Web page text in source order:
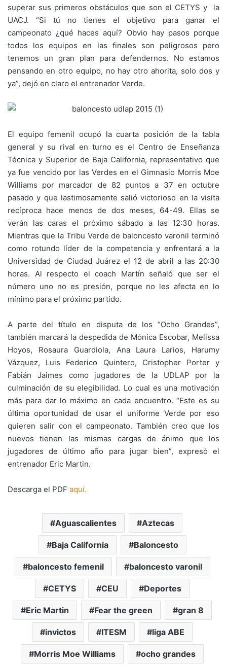
superar sus primeros obstáculos que son el CETYS y la
UACJ. “Si tú no tienes el objetivo para ganar el
campeonato ¿qué haces aquí? Obvio hay pasos porque
todos los equipos en las finales son peligrosos pero
tenemos un gran plan para defendernos. No estamos
pensando en otro equipo, no hay otro ahorita, solo dos y
ya”, dejó en claro el entrenador Verde.
El equipo femenil ocupó la cuarta posición de la tabla
general y su rival en turno es el Centro de Enseñanza
Técnica y Superior de Baja California, representativo que
ya fue vencido por las Verdes en el Gimnasio Morris Moe
Williams por marcador de 82 puntos a 37 en octubre
pasado y que lastimosamente salió victorioso en la visita
recíproca hace menos de dos meses, 64-49. Ellas se
verán las caras el próximo sábado a las 12:30 horas.
Mientras que la Tribu Verde de baloncesto varonil terminó
como rotundo líder de la competencia y enfrentará a la
Universidad de Ciudad Juárez el 12 de abril a las 20:30
horas. Al respecto el coach Martín señaló que ser el
número uno no es presión, porque no les afecta en lo
mínimo para el próximo partido.
A parte del título en disputa de los “Ocho Grandes”,
también marcará la despedida de Mónica Escobar, Melissa
Hoyos, Rosaura Guardiola, Ana Laura Larios, Harumy
Vázquez, Luis Federico Quintero, Cristopher Porter y
Fabián Jaimes como jugadores de la UDLAP por la
culminación de su elegibilidad. Lo cual es una motivación
más para dar lo máximo en cada encuentro. “Este es su
última oportunidad de usar el uniforme Verde por eso
quieren salir con el campeonato. También creo que los
nuevos tienen las mismas cargas de ánimo que los
jugadores de último año para jugar bien”, expresó el
entrenador Eric Martin.
Descarga el PDF aquí.
Aguascalientes Aztecas
Baja California Baloncesto
baloncesto femenil baloncesto varonil
CETYS CEU Deportes
Eric Martin Fear the green gran 8
invictos ITESM liga ABE
Morris Moe Williams ocho grandes